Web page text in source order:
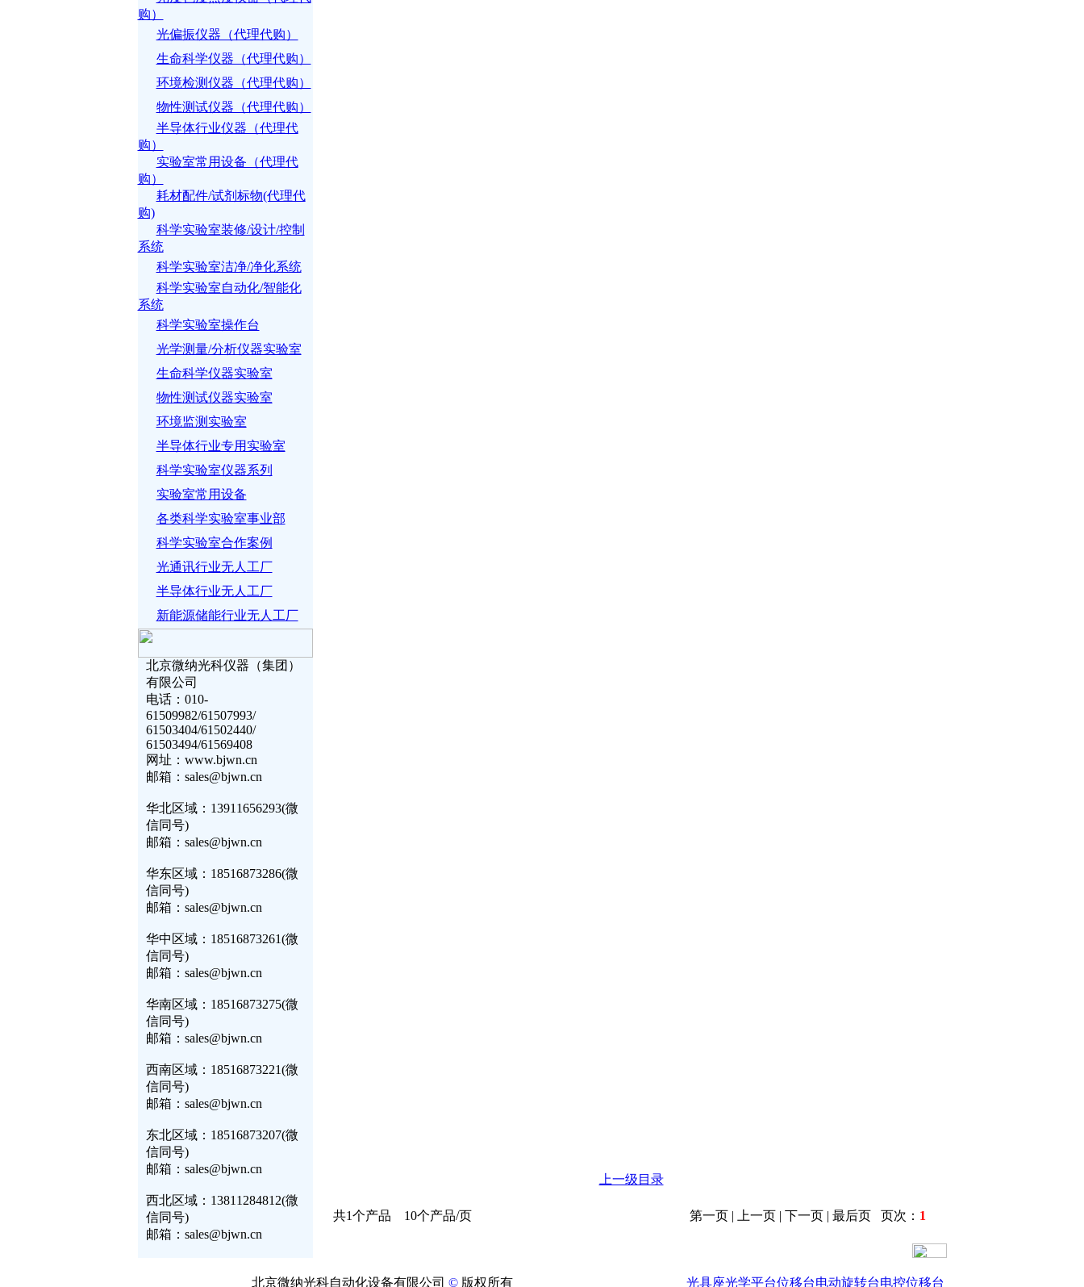
购）
光偏振仪器（代理代购）
生命科学仪器（代理代购）
环境检测仪器（代理代购）
物性测试仪器（代理代购）
半导体行业仪器（代理代
购）
实验室常用设备（代理代
购）
耗材配件/试剂标物(代理代
购)
科学实验室装修/设计/控制
系统
科学实验室洁净/净化系统
科学实验室自动化/智能化
系统
科学实验室操作台
光学测量/分析仪器实验室
生命科学仪器实验室
物性测试仪器实验室
环境监测实验室
半导体行业专用实验室
科学实验室仪器系列
实验室常用设备
各类科学实验室事业部
科学实验室合作案例
光通讯行业无人工厂
半导体行业无人工厂
新能源储能行业无人工厂
北京微纳光科仪器（集团）
有限公司
电话：010-
61509982/61507993/
61503404/61502440/
61503494/61569408
网址：www.bjwn.cn
邮箱：sales@bjwn.cn
华北区域：13911656293(微
信同号)
邮箱：sales@bjwn.cn
华东区域：18516873286(微
信同号)
邮箱：sales@bjwn.cn
华中区域：18516873261(微
信同号)
邮箱：sales@bjwn.cn
华南区域：18516873275(微
信同号)
邮箱：sales@bjwn.cn
西南区域：18516873221(微
信同号)
邮箱：sales@bjwn.cn
东北区域：18516873207(微
信同号)
邮箱：sales@bjwn.cn
西北区域：13811284812(微
信同号)
邮箱：sales@bjwn.cn
上一级目录
共1个产品 10个产品/页 第一页 | 上一页 | 下一页 | 最后页 页次： 1
北京微纳光科自动化设备有限公司 ©版权所有 光具座光学平台位移台电动旋转台电控位移台